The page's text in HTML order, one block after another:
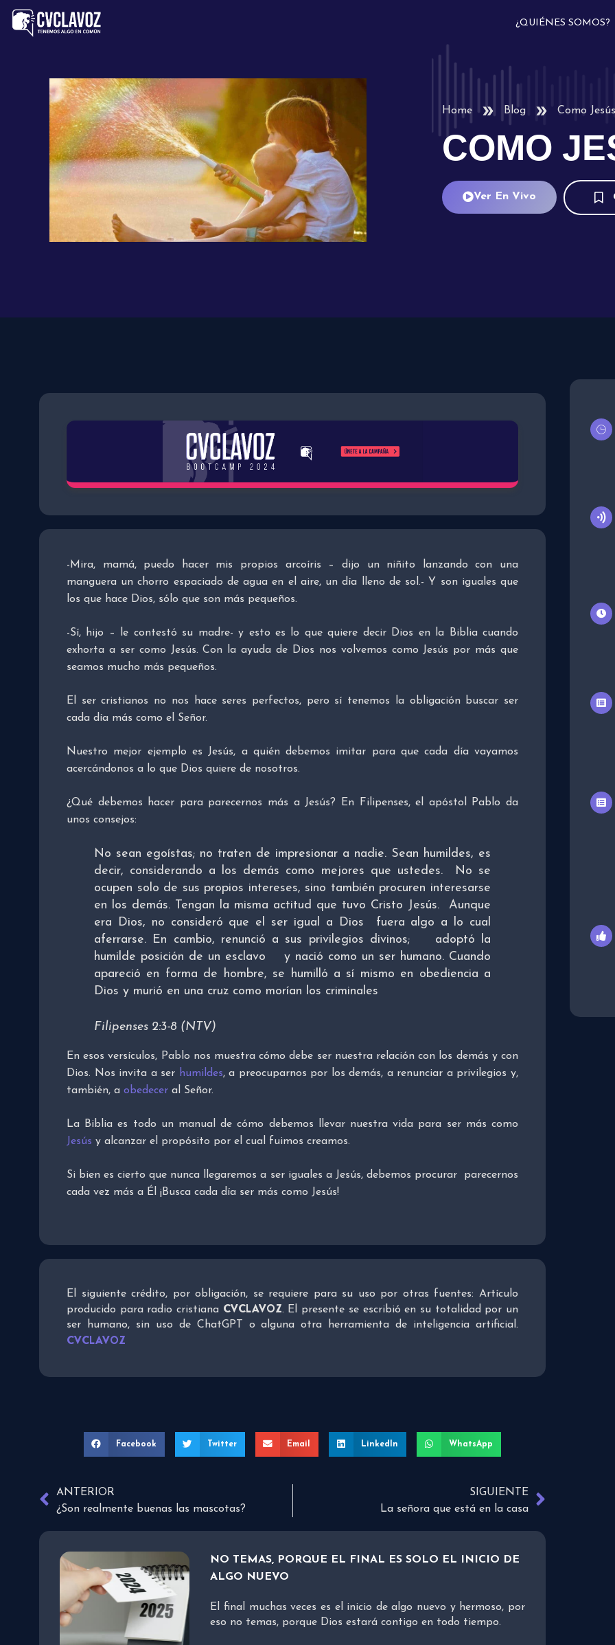
¿QUIÉNES SOMOS?
Home Blog Como Jesús
COMO
Ver En Vivo
-Mira, mamá, puedo hacer mis propios arcoíris – dijo un niñito lanzando con una
manguera un chorro espaciado de agua en el aire, un día lleno de sol.- Y son iguales que
los que hace Dios, sólo que son más pequeños.
-Sí, hijo – le contestó su madre- y esto es lo que quiere decir Dios en la Biblia cuando
exhorta a ser como Jesús. Con la ayuda de Dios nos volvemos como Jesús por más que
seamos mucho más pequeños.
El ser cristianos no nos hace seres perfectos, pero sí tenemos la obligación buscar ser
cada día más como el Señor.
Nuestro mejor ejemplo es Jesús, a quién debemos imitar para que cada día vayamos
acercándonos a lo que Dios quiere de nosotros.
¿Qué debemos hacer para parecernos más a Jesús? En Filipenses, el apóstol Pablo da
unos consejos:
No sean egoístas; no traten de impresionar a nadie. Sean humildes, es
decir, considerando a los demás como mejores que ustedes. No se
ocupen solo de sus propios intereses, sino también procuren interesarse
en los demás. Tengan la misma actitud que tuvo Cristo Jesús. Aunque
era Dios, no consideró que el ser igual a Dios fuera algo a lo cual
aferrarse. En cambio, renunció a sus privilegios divinos; adoptó la
humilde posición de un esclavo y nació como un ser humano. Cuando
apareció en forma de hombre, se humilló a sí mismo en obediencia a
Dios y murió en una cruz como morían los criminales
Filipenses 2:3-8 (NTV)
En esos versículos, Pablo nos muestra cómo debe ser nuestra relación con los demás y con
Dios. Nos invita a ser humildes, a preocuparnos por los demás, a renunciar a privilegios y,
también, a obedecer al Señor.
La Biblia es todo un manual de cómo debemos llevar nuestra vida para ser más como
Jesús y alcanzar el propósito por el cual fuimos creamos.
Si bien es cierto que nunca llegaremos a ser iguales a Jesús, debemos procurar parecernos
cada vez más a Él ¡Busca cada día ser más como Jesús!
El siguiente crédito, por obligación, se requiere para su uso por otras fuentes: Artículo
producido para radio cristiana CVCLAVOZ. El presente se escribió en su totalidad por un
ser humano, sin uso de ChatGPT o alguna otra herramienta de inteligencia artificial.
CVCLAVOZ
Facebook Twitter Email LinkedIn WhatsApp
ANTERIOR
¿Son realmente buenas las mascotas?
SIGUIENTE
La señora que está en la casa
NO TEMAS, PORQUE EL FINAL ES SOLO EL INICIO DE
ALGO NUEVO
El final muchas veces es el inicio de algo nuevo y hermoso, por
eso no temas, porque Dios estará contigo en todo tiempo.